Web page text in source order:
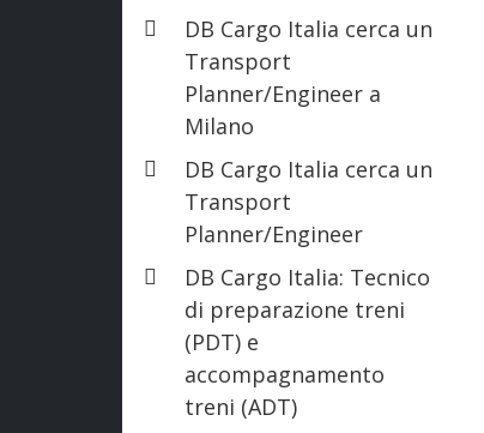
DB Cargo Italia cerca un
Transport
Planner/Engineer a
Milano
DB Cargo Italia cerca un
Transport
Planner/Engineer
DB Cargo Italia: Tecnico
di preparazione treni
(PDT) e
accompagnamento
treni (ADT)